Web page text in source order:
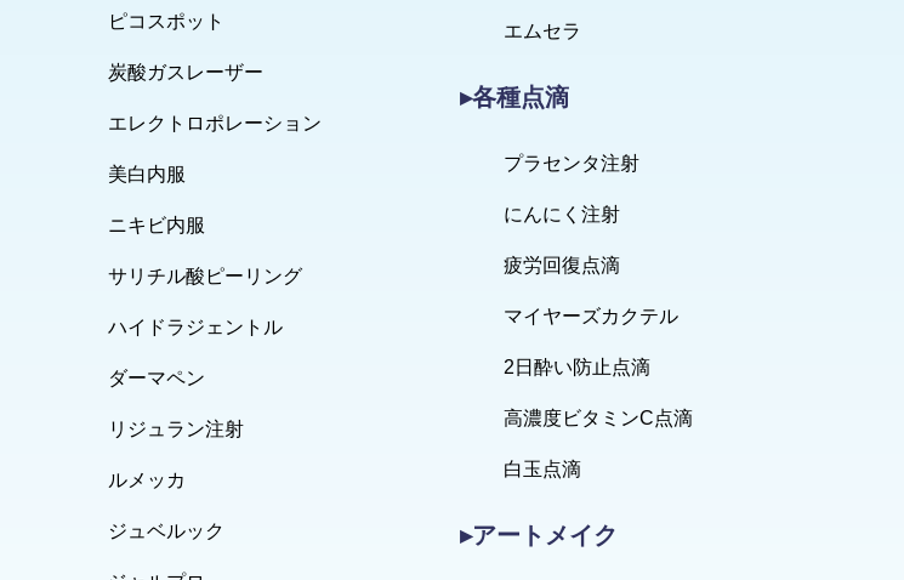
ピコスポット
炭酸ガスレーザー
エレクトロポレーション
美白内服
ニキビ内服
サリチル酸ピーリング
ハイドラジェントル
ダーマペン
リジュラン注射
ルメッカ
ジュベルック
エムセラ
▸各種点滴
プラセンタ注射
にんにく注射
疲労回復点滴
マイヤーズカクテル
2日酔い防止点滴
高濃度ビタミンC点滴
白玉点滴
▸アートメイク